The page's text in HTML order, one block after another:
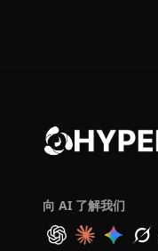
向 AI 了解我们